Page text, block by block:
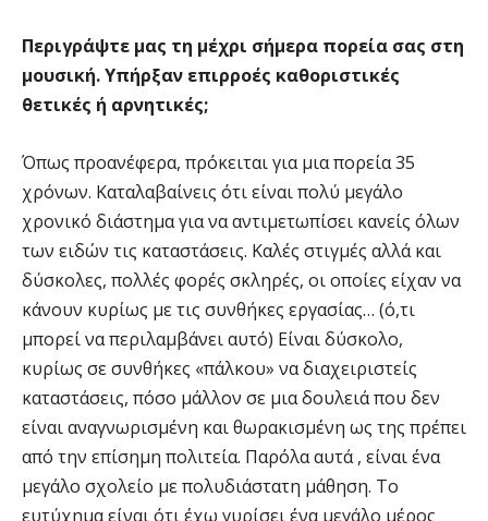
Περιγράψτε μας τη μέχρι σήμερα πορεία σας στη
μουσική. Υπήρξαν επιρροές καθοριστικές
θετικές ή αρνητικές;
Όπως προανέφερα, πρόκειται για μια πορεία 35
χρόνων. Καταλαβαίνεις ότι είναι πολύ μεγάλο
χρονικό διάστημα για να αντιμετωπίσει κανείς όλων
των ειδών τις καταστάσεις. Καλές στιγμές αλλά και
δύσκολες, πολλές φορές σκληρές, οι οποίες είχαν να
κάνουν κυρίως με τις συνθήκες εργασίας… (ό,τι
μπορεί να περιλαμβάνει αυτό) Είναι δύσκολο,
κυρίως σε συνθήκες «πάλκου» να διαχειριστείς
καταστάσεις, πόσο μάλλον σε μια δουλειά που δεν
είναι αναγνωρισμένη και θωρακισμένη ως της πρέπει
από την επίσημη πολιτεία. Παρόλα αυτά , είναι ένα
μεγάλο σχολείο με πολυδιάστατη μάθηση. Το
ευτύχημα είναι ότι έχω γυρίσει ένα μεγάλο μέρος